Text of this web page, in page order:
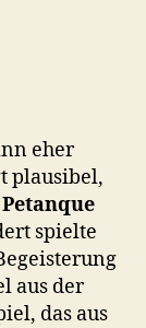
eher
plausibel,
spielte
aus der
das aus